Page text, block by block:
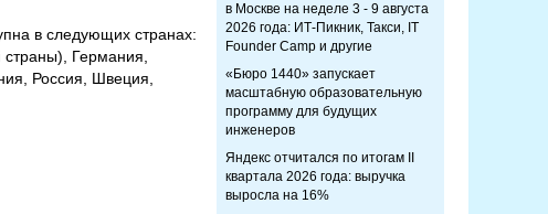
в следующих странах:
Германия,
Россия, Швеция,
в Москве на неделе 3 - 9 августа
2026 года: ИТ-Пикник, Такси, IT
Founder Camp и другие
«Бюро 1440» запускает
масштабную образовательную
программу для будущих
инженеров
Яндекс отчитался по итогам II
квартала 2026 года: выручка
выросла на 16%